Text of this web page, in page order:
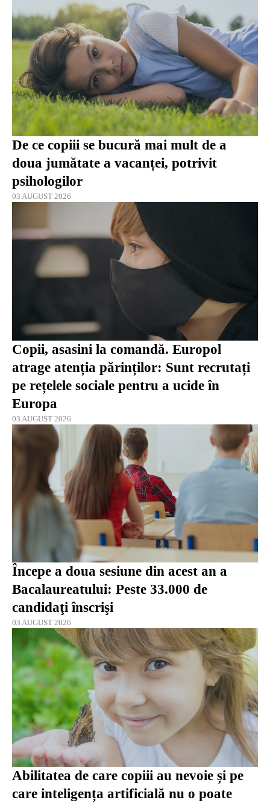
De ce copiii se bucură mai mult de a
doua jumătate a vacanței, potrivit
psihologilor
03 AUGUST 2026
Copii, asasini la comandă. Europol
atrage atenția părinților: Sunt recrutați
pe rețelele sociale pentru a ucide în
Europa
03 AUGUST 2026
Începe a doua sesiune din acest an a
Bacalaureatului: Peste 33.000 de
candidaţi înscrişi
03 AUGUST 2026
Abilitatea de care copiii au nevoie și pe
care inteligența artificială nu o poate